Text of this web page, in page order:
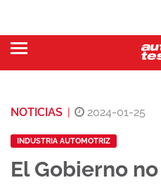
NOTICIAS | 2024-01-25
INDUSTRIA AUTOMOTRIZ
El Gobierno